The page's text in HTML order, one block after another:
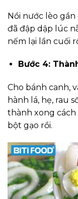
Nồi nước lèo
đã đập dập lúc
nếm lại lần cuối
Bước 4:
Cho bánh canh,
hành lá, hẹ, rau
thành xong cách
bột gạo rồi.